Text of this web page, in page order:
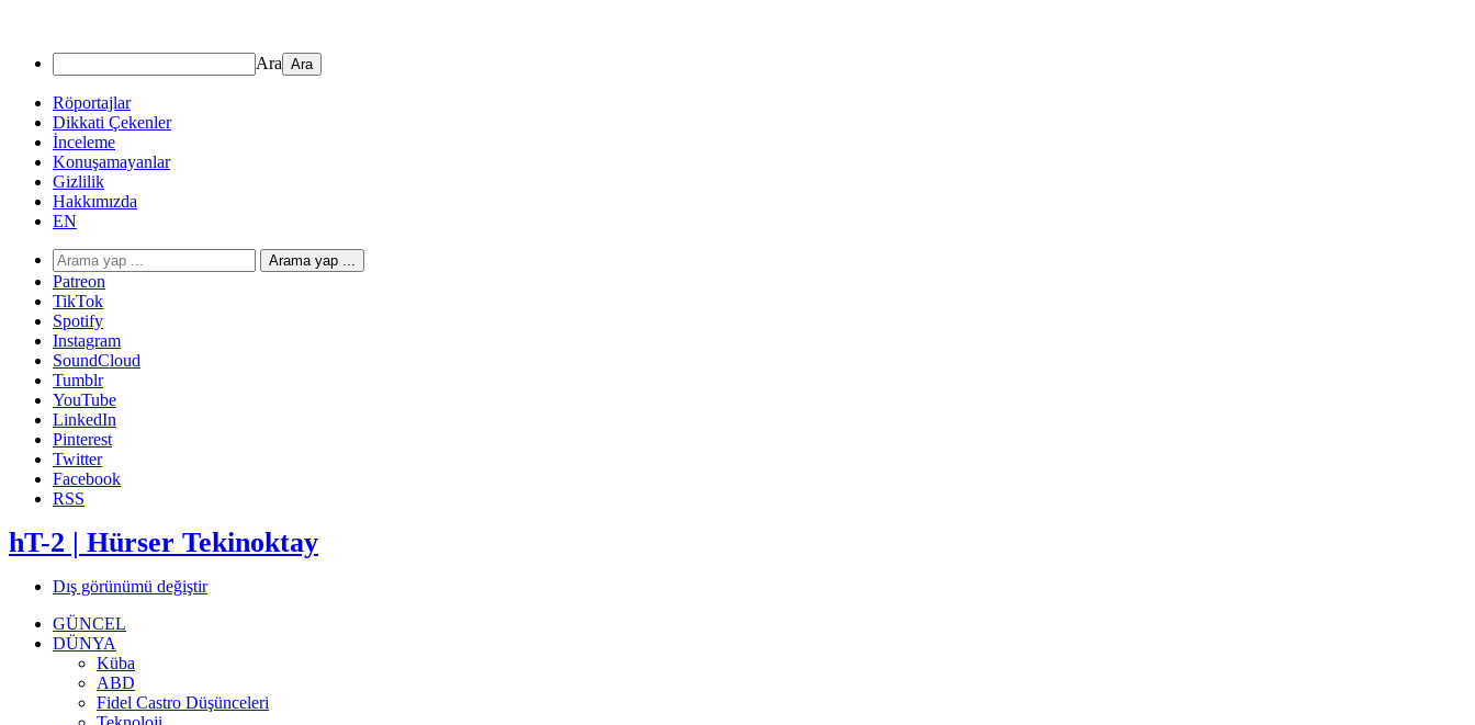
Ara
Röportajlar
Dikkati Çekenler
İnceleme
Konuşamayanlar
Gizlilik
Hakkımızda
EN
Arama yap ...
Patreon
TikTok
Spotify
Instagram
SoundCloud
Tumblr
YouTube
LinkedIn
Pinterest
Twitter
Facebook
RSS
hT-2 | Hürser Tekinoktay
Dış görünümü değiştir
GÜNCEL
DÜNYA
Küba
ABD
Fidel Castro Düşünceleri